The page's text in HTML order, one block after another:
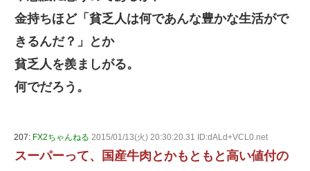
金持ちほど「貧乏人は何であんな豊かな生活がで
きるんだ？」とか
貧乏人を羨ましがる。
何でだろう。
207: FX2ちゃんねる 2015/01/13(火) 20:30:20.31 ID:dALd+VCL0.net
スーパーって、国産牛肉とかもともと高い値付の